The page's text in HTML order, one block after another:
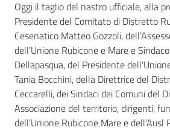
Oggi il taglio del nastro ufficiale, alla
Presidente del Comitato di Distretto
Cesenatico Matteo Gozzoli,
dell’Unione Rubicone e Mare e
Dellapasqua, del Presidente
Tania Bocchini, della Direttrice del
Ceccarelli, dei Sindaci dei Comuni del
Associazione del territorio, dirigenti,
dell’Unione Rubicone Mare e dell’Ausl